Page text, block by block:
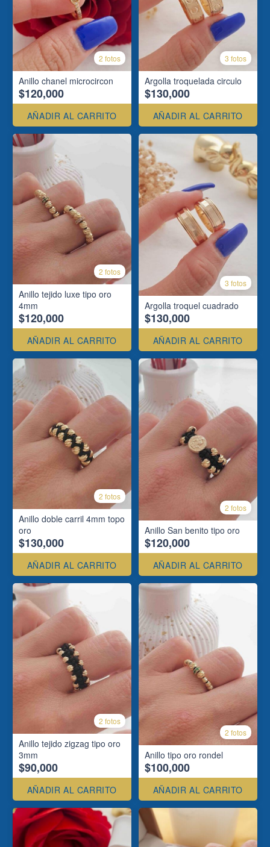
2 fotos
Anillo chanel microcircon
$120,000
AÑADIR AL CARRITO
3 fotos
Argolla troquelada circulo
$130,000
AÑADIR AL CARRITO
2 fotos
Anillo tejido luxe tipo oro
4mm
$120,000
AÑADIR AL CARRITO
3 fotos
Argolla troquel cuadrado
$130,000
AÑADIR AL CARRITO
2 fotos
Anillo doble carril 4mm topo
oro
$130,000
AÑADIR AL CARRITO
2 fotos
Anillo San benito tipo oro
$120,000
AÑADIR AL CARRITO
2 fotos
Anillo tejido zigzag tipo oro
3mm
$90,000
AÑADIR AL CARRITO
2 fotos
Anillo tipo oro rondel
$100,000
AÑADIR AL CARRITO